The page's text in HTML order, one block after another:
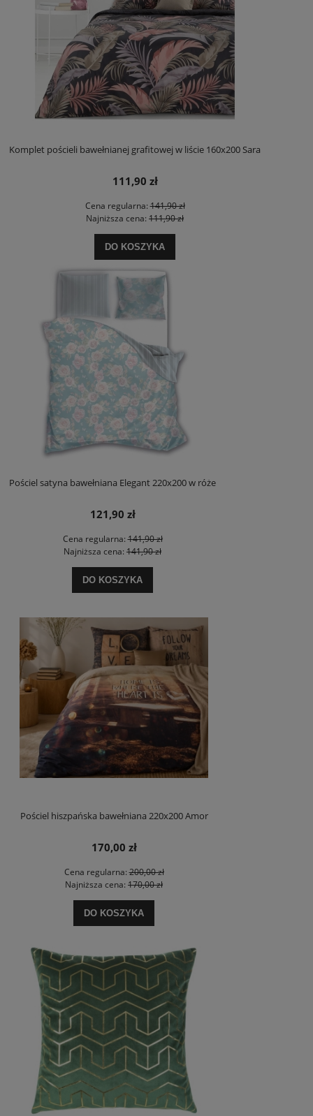
Komplet pościeli bawełnianej grafitowej w liście 160x200 Sara
111,90 zł
Cena regularna:141,90 zł
Najniższa cena: 111,90 zł
DO KOSZYKA
Pościel satyna bawełniana Elegant 220x200 w róże
121,90 zł
Cena regularna:141,90 zł
Najniższa cena: 141,90 zł
DO KOSZYKA
Pościel hiszpańska bawełniana 220x200 Amor
170,00 zł
Cena regularna:200,00 zł
Najniższa cena: 170,00 zł
DO KOSZYKA